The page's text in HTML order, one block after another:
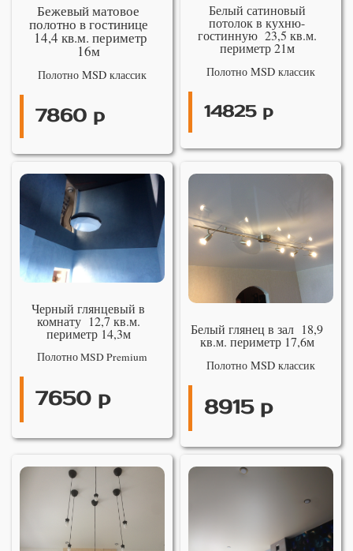
Бежевый матовое
полотно в гостинице
14,4 кв.м. периметр
16м
Полотно MSD классик
7860 р
Белый сатиновый
потолок в кухню-
гостинную 23,5 кв.м.
периметр 21м
Полотно MSD классик
14825 р
Черный глянцевый в
комнату 12,7 кв.м.
периметр 14,3м
Полотно MSD Premium
7650 р
Белый глянец в зал 18,9
кв.м. периметр 17,6м
Полотно MSD классик
8915 р